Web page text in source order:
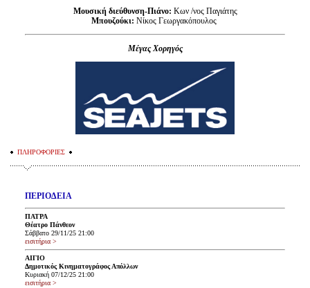
Μουσική διεύθυνση-Πιάνο: Κων /νος Παγιάτης
Μπουζούκι: Νίκος Γεωργακόπουλος
Μέγας Χορηγός
ΠΛΗΡΟΦΟΡΙΕΣ
ΠΕΡΙΟΔΕΙΑ
ΠΑΤΡΑ
Θέατρο Πάνθεον
Σάββατο 29/11/25 21:00
εισιτήρια >
ΑΙΓΙΟ
Δημοτικός Κινηματογράφος Απόλλων
Κυριακή 07/12/25 21:00
εισιτήρια >